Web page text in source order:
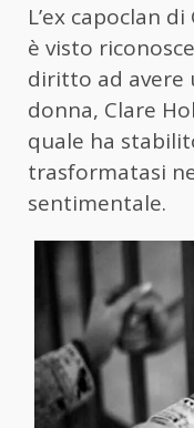
L’ex capoclan
è visto
diritto ad avere
donna, Clare
quale ha
trasformatasi
sentimentale.